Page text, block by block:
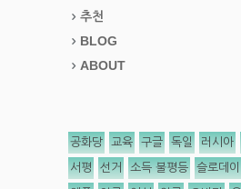
추천
BLOG
ABOUT
공화당 교육 구글 독일 러시아
서평 선거 소득 불평등 슬로데이